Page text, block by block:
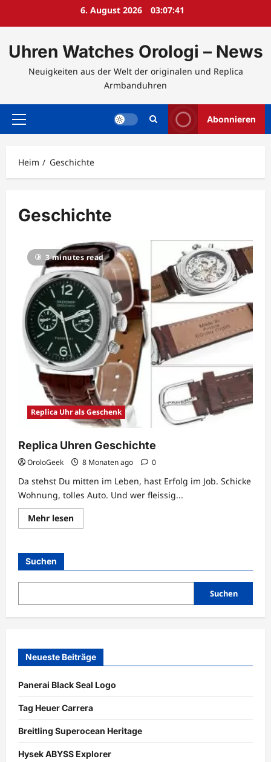
6. August 2026 03:07:41
Uhren Watches Orologi – News
Neuigkeiten aus der Welt der originalen und Replica
Armbanduhren
Hauptmenü Abonnieren
Heim Geschichte
Geschichte
3 minutes read
Replica Uhr als Geschenk
Replica Uhren Geschichte
OroloGeek 8 Monaten ago 0
Da stehst Du mitten im Leben, hast Erfolg im Job. Schicke
Wohnung, tolles Auto. Und wer fleissig...
Mehr lesenLesen
Sie
Geschichte
Suchen
Suchen
Neueste Beiträge
Panerai Black Seal Logo
Tag Heuer Carrera
Breitling Superocean Heritage
Hysek ABYSS Explorer